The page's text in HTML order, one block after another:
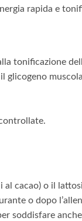
rapida e
tonificazione
al cacao) o il
o dopo
soddisfare